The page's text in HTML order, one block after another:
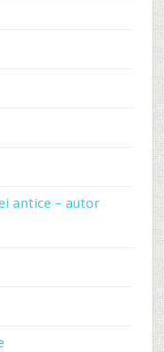
antice – autor